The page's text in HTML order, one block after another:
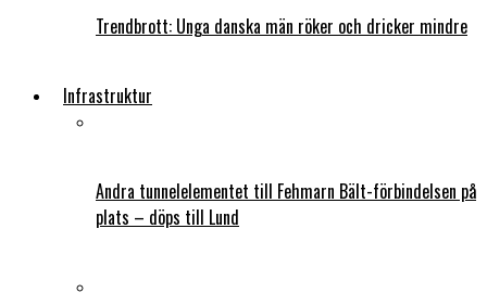
Trendbrott: Unga danska män röker och dricker mindre
Infrastruktur
Andra tunnelelementet till Fehmarn Bält-förbindelsen på
plats – döps till Lund